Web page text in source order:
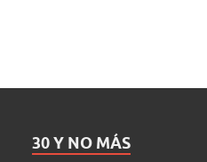
30 Y NO MÁS